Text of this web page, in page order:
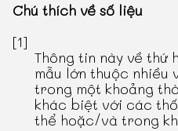
Chú thích về số liệu
[1]
Thông tin này về thứ
mẫu lớn thuộc nhiều
trong một khoảng
khác biệt với các
thể hoặc/và trong